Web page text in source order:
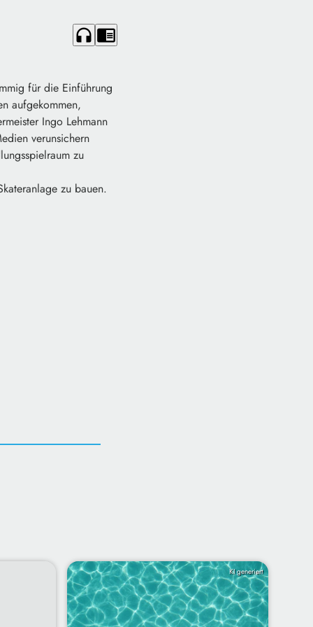
headphones chrome_reader_mode
für die Einführung
aufgekommen,
Ingo Lehmann
verunsichern
zu
zu bauen.
KI generiert